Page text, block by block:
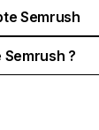
Semrush
Semrush ?